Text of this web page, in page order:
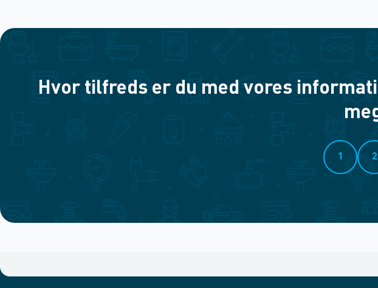
Hvor tilfreds er du med vores
1 2